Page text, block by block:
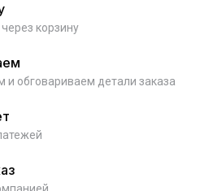
корзину
и обговариваем детали заказа